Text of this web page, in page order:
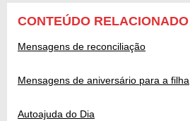
CONTEÚDO RELACIONADO
Mensagens de reconciliação
Mensagens de aniversário para a filha
Autoajuda do Dia